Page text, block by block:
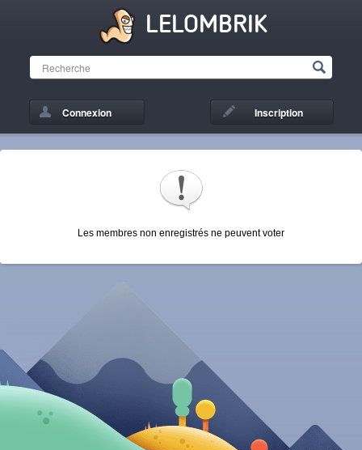
LELOMBRIK
Connexion Inscription
Les membres non enregistrés ne peuvent voter